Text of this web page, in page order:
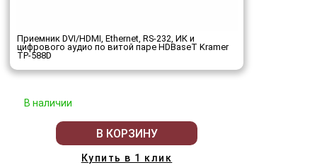
Приемник DVI/HDMI, Ethernet, RS-232, ИК и
цифрового аудио по витой паре HDBaseT Kramer
TP-588D
В наличии
В КОРЗИНУ
Купить в 1 клик